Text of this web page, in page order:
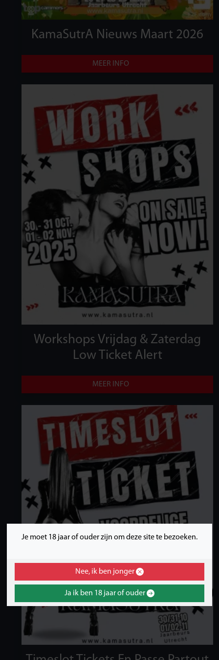
KamaSutrA Nieuws Maart 2026
MEER INFO
Workshops Vrijdag & Zaterdag
Low Ticket Alert
MEER INFO
Je moet 18 jaar of ouder zijn om deze site te bezoeken.
Nee, ik ben jonger
Ja ik ben 18 jaar of ouder